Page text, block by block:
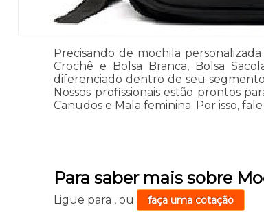
Precisando de mochila
Crochê e Bolsa Branca, Bolsa
diferenciado dentro de seu
Nossos profissionais estão prontos
Canudos e Mala feminina. Por isso,
Para saber mais sobre
Ligue para ,ou faça uma cotação